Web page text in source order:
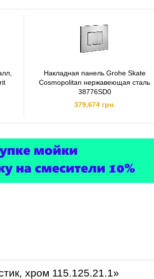
Накладная панель Grohe Skate
Cosmopolitan нержавеющая сталь
38776SD0
379,674 грн.
хром 115.125.21.1»